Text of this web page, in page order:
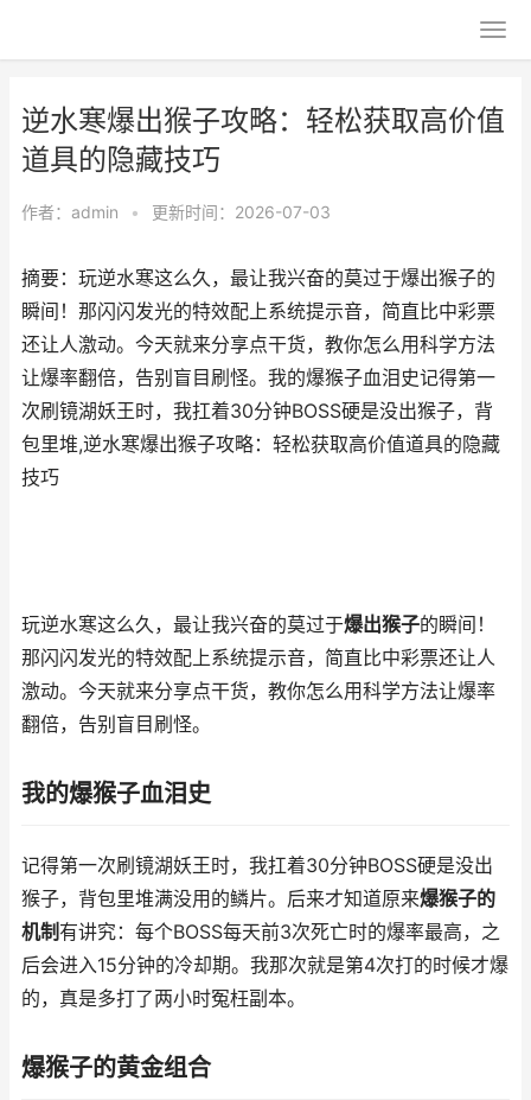
逆水寒爆出猴子攻略：轻松获取高价值
道具的隐藏技巧
作者： admin • 更新时间：2026-07-03
摘要：玩逆水寒这么久，最让我兴奋的莫过于爆出猴子的
瞬间！那闪闪发光的特效配上系统提示音，简直比中彩票
还让人激动。今天就来分享点干货，教你怎么用科学方法
让爆率翻倍，告别盲目刷怪。我的爆猴子血泪史记得第一
次刷镜湖妖王时，我扛着30分钟BOSS硬是没出猴子，背
包里堆,逆水寒爆出猴子攻略：轻松获取高价值道具的隐藏
技巧
玩逆水寒这么久，最让我兴奋的莫过于爆出猴子的瞬间！
那闪闪发光的特效配上系统提示音，简直比中彩票还让人
激动。今天就来分享点干货，教你怎么用科学方法让爆率
翻倍，告别盲目刷怪。
我的爆猴子血泪史
记得第一次刷镜湖妖王时，我扛着30分钟BOSS硬是没出
猴子，背包里堆满没用的鳞片。后来才知道原来爆猴子的
机制有讲究：每个BOSS每天前3次死亡时的爆率最高，之
后会进入15分钟的冷却期。我那次就是第4次打的时候才爆
的，真是多打了两小时冤枉副本。
爆猴子的黄金组合